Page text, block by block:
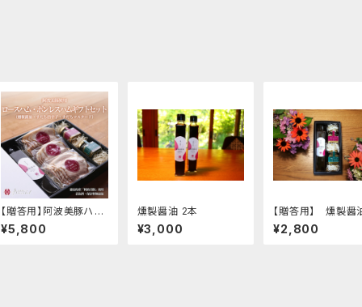
【贈答用】阿波美豚ハム
ギフトセット
¥5,800
燻製醤油 2本
¥3,000
【贈答用】 燻製醤
スダチ調味料の詰め
わせ１
¥2,800